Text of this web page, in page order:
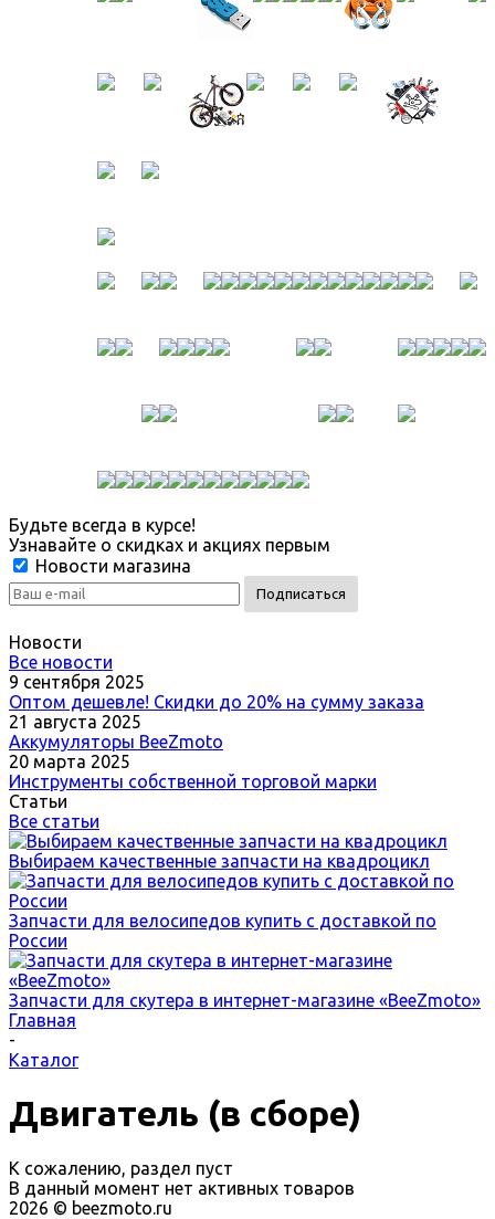
Будьте всегда в курсе!
Узнавайте о скидках и акциях первым
Новости магазина
Новости
Все новости
9 сентября 2025
Оптом дешевле! Скидки до 20% на сумму заказа
21 августа 2025
Аккумуляторы BeeZmoto
20 марта 2025
Инструменты собственной торговой марки
Статьи
Все статьи
Выбираем качественные запчасти на квадроцикл
Запчасти для велосипедов купить с доставкой по
России
Запчасти для скутера в интернет-магазине «BeeZmoto»
Главная
-
Каталог
Двигатель (в сборе)
К сожалению, раздел пуст
В данный момент нет активных товаров
2026 © beezmoto.ru